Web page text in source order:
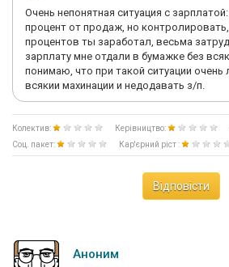
Очень непонятная ситуация с
процент от продаж, но
процентов ты заработал, весьма
зарплату мне отдали в бумажке без
понимаю, что при такой ситуации очень
всякии махинации и недодавать з/п.
Колектив: Керівництво:
Соц. пакет:
Кар'єрний ріст :
Відповісти
Аноним